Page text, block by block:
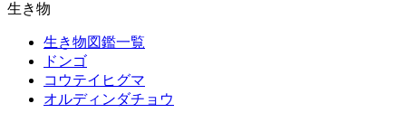
生き物
生き物図鑑一覧
ドンゴ
コウテイヒグマ
オルディンダチョウ